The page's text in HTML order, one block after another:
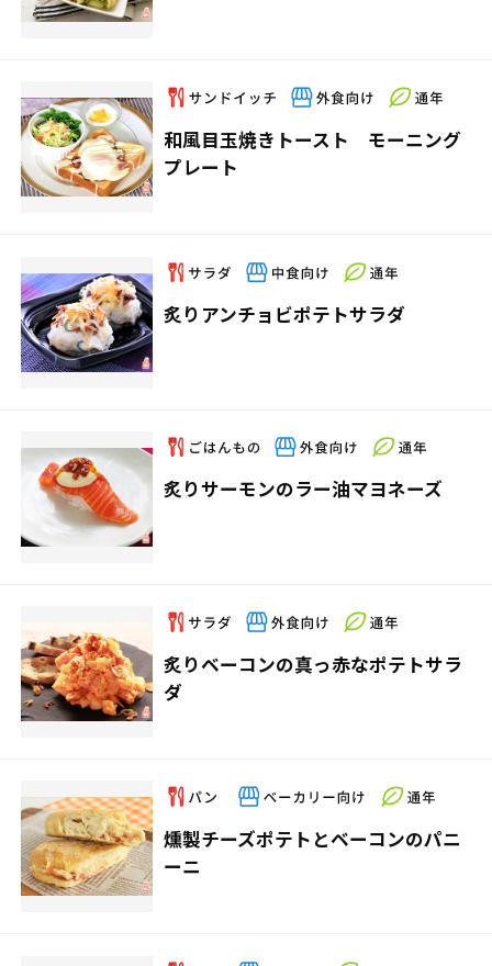
和風目玉焼きトースト モーニング
プレート
炙りアンチョビポテトサラダ
炙りサーモンのラー油マヨネーズ
炙りベーコンの真っ赤なポテトサラ
ダ
燻製チーズポテトとベーコンのパニ
ーニ